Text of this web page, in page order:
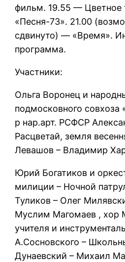
фильм. 19.55 — Цветное
«Песня-73». 21.00
сдвинуто) — «Время».
программа.
Участники:
Ольга Воронец и
подмосковного совхоза
р нар.арт. РСФСР
Расцветай, земля
Левашов – Владимир
Юрий Богатиков и
милиции – Ночной
Туликов – Олег
Муслим Магомаев , хор
учителя и
А.Сосновского –
Дунаевский – Михаил